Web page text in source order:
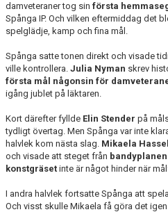
damveteraner tog sin första
Spånga IP. Och vilken eftermiddag det
spelglädje, kamp och fina mål.
Spånga satte tonen direkt och visade
ville kontrollera. Julia Nyman skrev
första mål någonsin för
igång jublet på läktaren.
Kort därefter fyllde Elin Stender på
tydligt övertag. Men Spånga var inte
halvlek kom nästa slag. Mikaela
och visade att steget från
konstgräset inte är något hinder när
I andra halvlek fortsatte Spånga att
Och visst skulle Mikaela få göra det